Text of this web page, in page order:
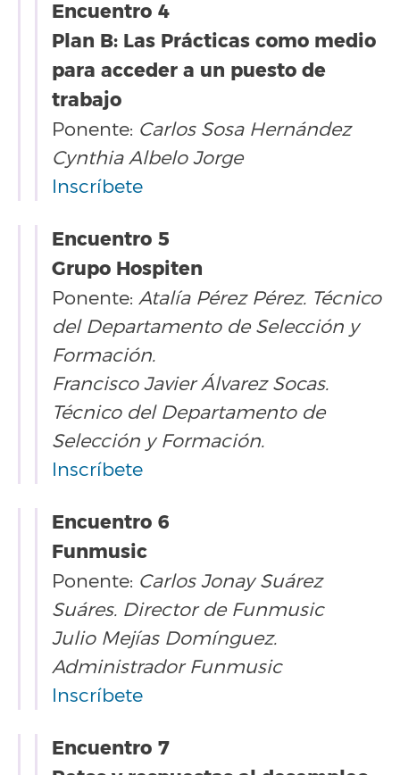
Encuentro 4
Plan B: Las Prácticas como medio
para acceder a un puesto de
trabajo
Ponente: Carlos Sosa Hernández
Cynthia Albelo Jorge
Inscríbete
Encuentro 5
Grupo Hospiten
Ponente: Atalía Pérez Pérez. Técnico
del Departamento de Selección y
Formación.
Francisco Javier Álvarez Socas.
Técnico del Departamento de
Selección y Formación.
Inscríbete
Encuentro 6
Funmusic
Ponente: Carlos Jonay Suárez
Suáres. Director de Funmusic
Julio Mejías Domínguez.
Administrador Funmusic
Inscríbete
Encuentro 7